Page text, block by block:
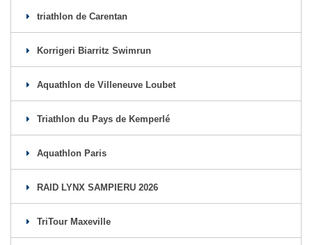
triathlon de Carentan
Korrigeri Biarritz Swimrun
Aquathlon de Villeneuve Loubet
Triathlon du Pays de Kemperlé
Aquathlon Paris
RAID LYNX SAMPIERU 2026
TriTour Maxeville